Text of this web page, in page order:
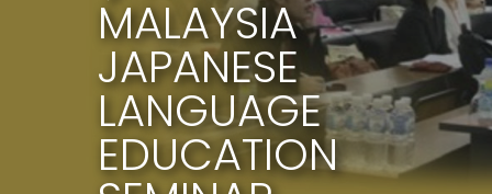
MALAYSIA
JAPANESE
LANGUAGE
EDUCATION